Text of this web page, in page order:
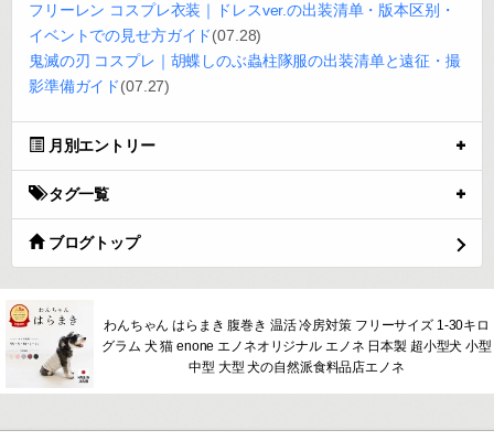
フリーレン コスプレ衣装｜ドレスver.の出装清单・版本区别・
イベントでの見せ方ガイド(07.28)
鬼滅の刃 コスプレ｜胡蝶しのぶ蟲柱隊服の出装清单と遠征・撮
影準備ガイド(07.27)
月別エントリー
タグ一覧
ブログトップ
わんちゃん はらまき 腹巻き 温活 冷房対策 フリーサイズ 1-30キロ
グラム 犬 猫 enone エノネオリジナル エノネ 日本製 超小型犬 小型
中型 大型 犬の自然派食料品店エノネ